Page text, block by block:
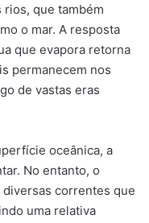
que também
o mar. A resposta
que evapora retorna
permanecem nos
de vastas eras
oceânica, a
No entanto, o
correntes que
uma relativa